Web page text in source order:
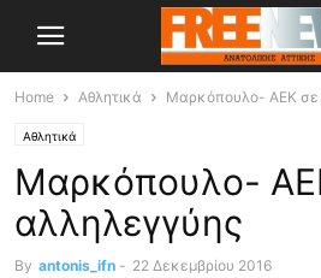
Home Αθλητικά Μαρκόπουλο- ΑΕΚ σε
Αθλητικά
Μαρκόπουλο-
αλληλεγγύης
By antonis_ifn - 22 Δεκεμβρίου 2016